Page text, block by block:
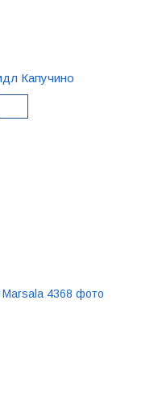
Капучино